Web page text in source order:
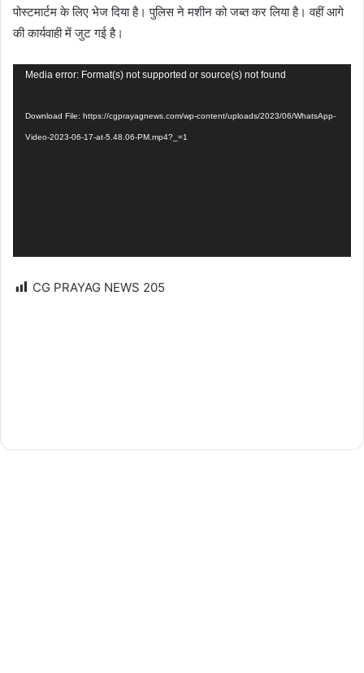
पोस्टमार्टम के लिए भेज दिया है। पुलिस ने मशीन को जब्त कर लिया है। वहीं आगे
की कार्यवाही में जुट गई है।
Video
Media error: Format(s) not supported or source(s) not found
Download File: https://cgprayagnews.com/wp-content/uploads/2023/06/WhatsApp-
Video-2023-06-17-at-5.48.06-PM.mp4?_=1
CG PRAYAG NEWS 205